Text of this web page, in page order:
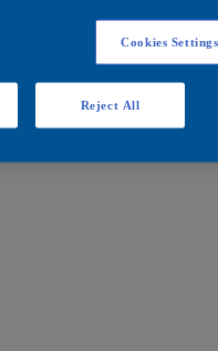
Cookies Settings
Reject All